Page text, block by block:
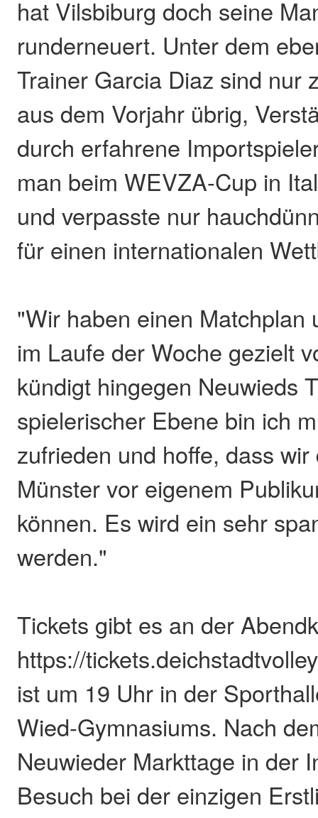
hat Vilsbiburg doch seine
runderneuert. Unter dem
Trainer Garcia Diaz sind nur
aus dem Vorjahr übrig,
durch erfahrene
man beim WEVZA-Cup in
und verpasste nur
für einen internationalen
"Wir haben einen Matchplan
im Laufe der Woche gezielt
kündigt hingegen Neuwieds
spielerischer Ebene bin ich
zufrieden und hoffe, dass
Münster vor eigenem
können. Es wird ein sehr
werden."
Tickets gibt es an der
https://
ist um 19 Uhr in der
Wied-Gymnasiums. Nach
Neuwieder Markttage in der
Besuch bei der einzigen